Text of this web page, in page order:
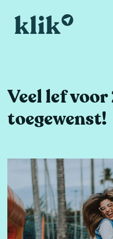
Veel lef
toegewenst!